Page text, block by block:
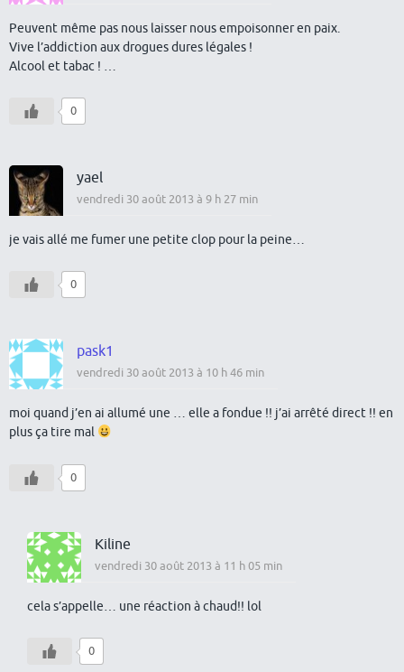
Peuvent même pas nous laisser nous empoisonner en paix.
Vive l’addiction aux drogues dures légales !
Alcool et tabac ! …
0
yael
vendredi 30 août 2013 à 9 h 27 min
je vais allé me fumer une petite clop pour la peine…
0
pask1
vendredi 30 août 2013 à 10 h 46 min
moi quand j’en ai allumé une … elle a fondue !! j’ai arrêté direct !! en
plus ça tire mal
0
Kiline
vendredi 30 août 2013 à 11 h 05 min
cela s’appelle… une réaction à chaud!! lol
0